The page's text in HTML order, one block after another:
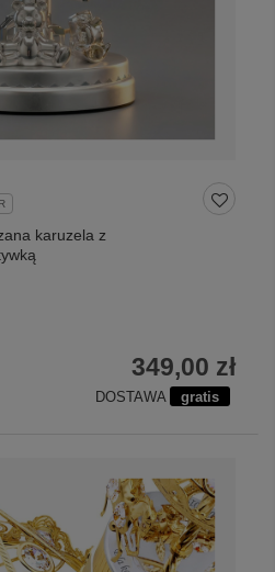
karuzela z
349,00 zł
DOSTAWA gratis